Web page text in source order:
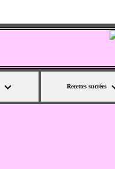
Recettes sucrées